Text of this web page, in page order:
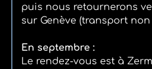
puis nous retournerons
sur Genève (transport
En septembre :
Le rendez-vous est à